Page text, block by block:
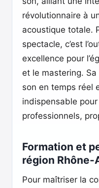
révolutionnaire à
acoustique totale.
spectacle, c’est
excellence pour
et le mastering.
son en temps réel
indispensable
professionnels,
Formation et
région Rhône-
Pour maîtriser la